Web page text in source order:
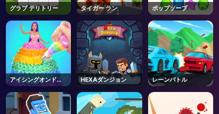
グラブ テリトリー タイガー ラン ポップソープ
アイシングオンドー
ルケーキ
HEXAダンジョン レーンバトル